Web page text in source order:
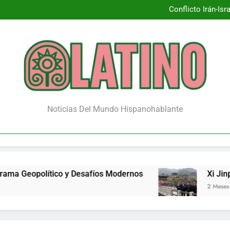
Conflicto Irán-
Xi
Conflicto Irán-
Xi
Noticias Del Mundo Hispanohablante
y Desafíos Modernos Xi Jinping: ¿Un
2 Meses Atrás